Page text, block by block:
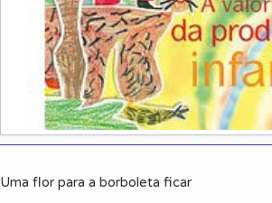
Uma flor para a borboleta ficar